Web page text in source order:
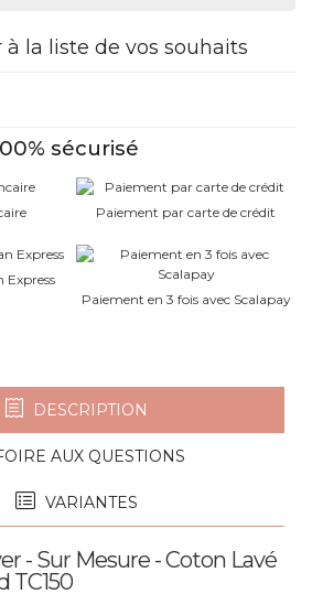
à la liste de vos souhaits
sécurisé
Paiement par carte de crédit
Express
Paiement en 3 fois avec Scalapay
DESCRIPTION
AUX QUESTIONS
VARIANTES
- Sur Mesure - Coton Lavé
TC150